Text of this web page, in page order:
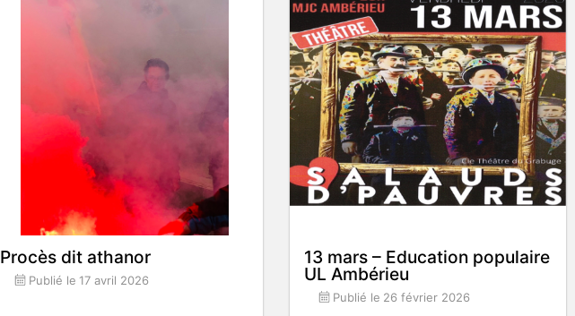
Procès dit athanor
Publié le 17 avril 2026
13 mars – Education populaire
UL Ambérieu
Publié le 26 février 2026